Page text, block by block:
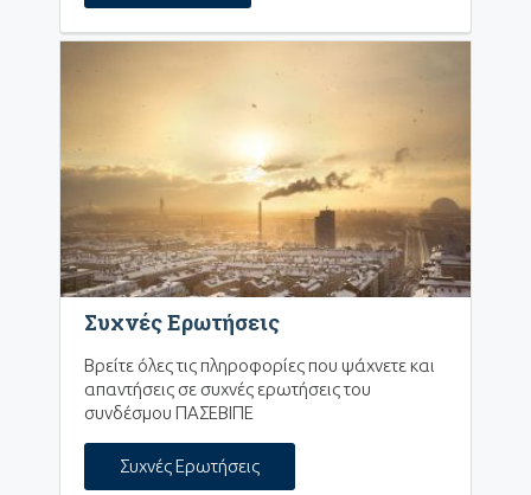
Συχνές Ερωτήσεις
Βρείτε όλες τις πληροφορίες που ψάχνετε και
απαντήσεις σε συχνές ερωτήσεις του
συνδέσμου ΠΑΣΕΒΙΠΕ
Συχνές Ερωτήσεις